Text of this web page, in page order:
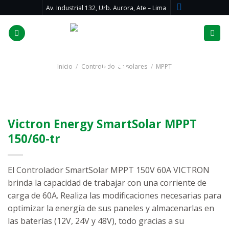
to
content
Av. Industrial 132, Urb. Aurora, Ate – Lima
Inicio / Controladores solares / MPPT
Victron Energy SmartSolar MPPT
150/60-tr
El Controlador SmartSolar MPPT 150V 60A VICTRON
brinda la capacidad de trabajar con una corriente de
carga de 60A. Realiza las modificaciones necesarias para
optimizar la energía de sus paneles y almacenarlas en
las baterías (12V, 24V y 48V), todo gracias a su